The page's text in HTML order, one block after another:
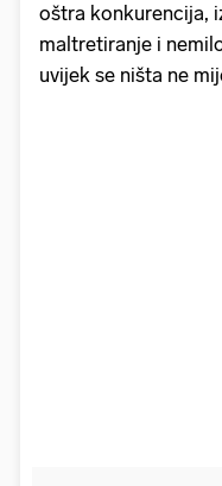
oštra konkurencija,
maltretiranje i
uvijek se ništa ne